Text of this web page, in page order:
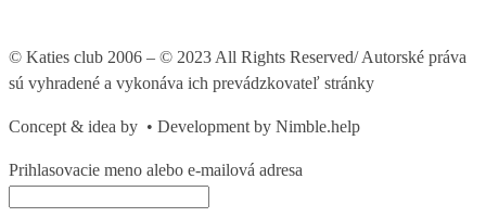
© Katies club 2006 – © 2023 All Rights Reserved/ Autorské práva
sú vyhradené a vykonáva ich prevádzkovateľ stránky
Concept & idea by • Development by Nimble.help
Prihlasovacie meno alebo e-mailová adresa